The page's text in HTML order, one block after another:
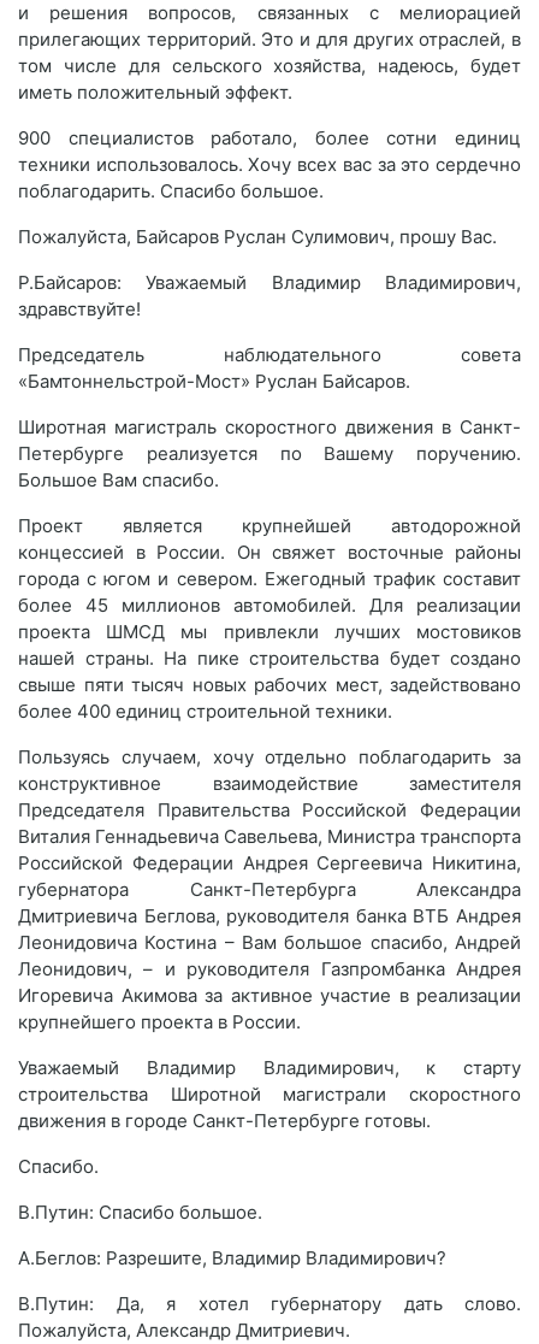
и решения вопросов, связанных с мелиорацией
прилегающих территорий. Это и для других отраслей, в
том числе для сельского хозяйства, надеюсь, будет
иметь положительный эффект.
900 специалистов работало, более сотни единиц
техники использовалось. Хочу всех вас за это сердечно
поблагодарить. Спасибо большое.
Пожалуйста, Байсаров Руслан Сулимович, прошу Вас.
Р.Байсаров: Уважаемый Владимир Владимирович,
здравствуйте!
Председатель наблюдательного совета
«Бамтоннельстрой-Мост» Руслан Байсаров.
Широтная магистраль скоростного движения в Санкт-
Петербурге реализуется по Вашему поручению.
Большое Вам спасибо.
Проект является крупнейшей автодорожной
концессией в России. Он свяжет восточные районы
города с югом и севером. Ежегодный трафик составит
более 45 миллионов автомобилей. Для реализации
проекта ШМСД мы привлекли лучших мостовиков
нашей страны. На пике строительства будет создано
свыше пяти тысяч новых рабочих мест, задействовано
более 400 единиц строительной техники.
Пользуясь случаем, хочу отдельно поблагодарить за
конструктивное взаимодействие заместителя
Председателя Правительства Российской Федерации
Виталия Геннадьевича Савельева, Министра транспорта
Российской Федерации Андрея Сергеевича Никитина,
губернатора Санкт-Петербурга Александра
Дмитриевича Беглова, руководителя банка ВТБ Андрея
Леонидовича Костина – Вам большое спасибо, Андрей
Леонидович, – и руководителя Газпромбанка Андрея
Игоревича Акимова за активное участие в реализации
крупнейшего проекта в России.
Уважаемый Владимир Владимирович, к старту
строительства Широтной магистрали скоростного
движения в городе Санкт-Петербурге готовы.
Спасибо.
В.Путин: Спасибо большое.
А.Беглов: Разрешите, Владимир Владимирович?
В.Путин: Да, я хотел губернатору дать слово.
Пожалуйста, Александр Дмитриевич.